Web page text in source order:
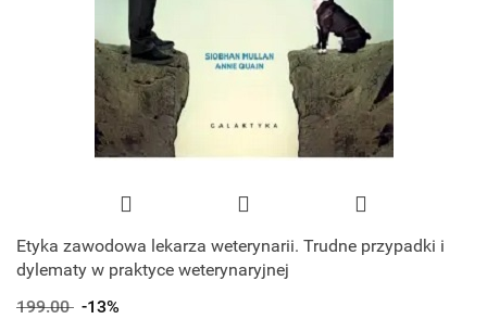
Etyka zawodowa lekarza weterynarii. Trudne przypadki i
dylematy w praktyce weterynaryjnej
199.00 -13%